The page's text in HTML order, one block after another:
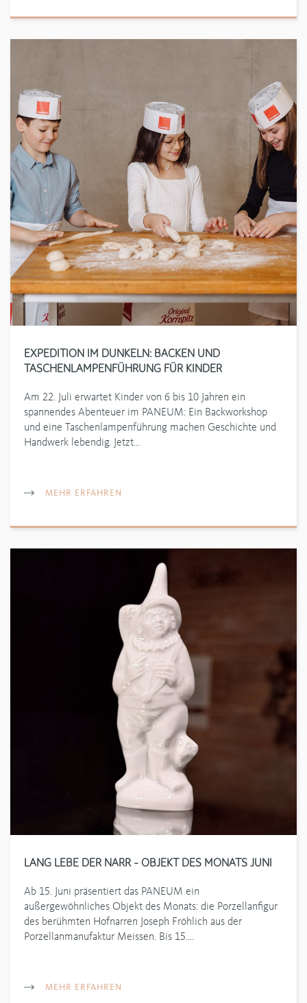
EXPEDITION IM DUNKELN: BACKEN UND
TASCHENLAMPENFÜHRUNG FÜR KINDER
Am 22. Juli erwartet Kinder von 6 bis 10 Jahren ein
spannendes Abenteuer im PANEUM: Ein Backworkshop
und eine Taschenlampenführung machen Geschichte und
Handwerk lebendig. Jetzt…
MEHR ERFAHREN
LANG LEBE DER NARR – OBJEKT DES MONATS JUNI
Ab 15. Juni präsentiert das PANEUM ein
außergewöhnliches Objekt des Monats: die Porzellanfigur
des berühmten Hofnarren Joseph Fröhlich aus der
Porzellanmanufaktur Meissen. Bis 15.…
MEHR ERFAHREN